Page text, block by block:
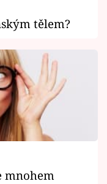
tělem?
mnohem